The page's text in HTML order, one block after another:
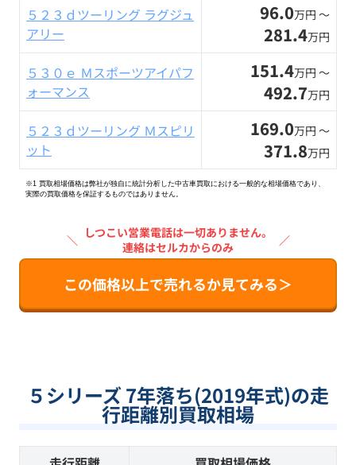
５２３ｄツーリング ラグジュ
アリー
96.0万円 〜
281.4万円
５３０ｅ Ｍスポーツアイパフ
ォーマンス
151.4万円 〜
492.7万円
５２３ｄツーリング Ｍスピリ
ット
169.0万円 〜
371.8万円
※1 買取相場価格は弊社が独自に統計分析した中古車買取における一般的な相場価格であり、
実際の買取価格を保証するものではありません。
＼ しつこい営業電話は一切ありません。
連絡はセルカからのみ
／
この価格以上で売れるか見てみる＞
５シリーズ 7年落ち(2019年式)の走
行距離別買取相場